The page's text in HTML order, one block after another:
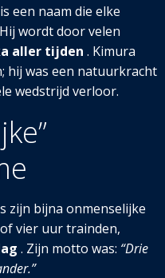
een naam die elke
wordt door velen
aller tijden . Kimura
hij was een natuurkracht
wedstrijd verloor.
zijn bijna onmenselijke
vier uur trainden,
. Zijn motto was: “Drie